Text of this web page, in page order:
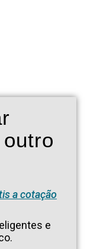
a cotação
e